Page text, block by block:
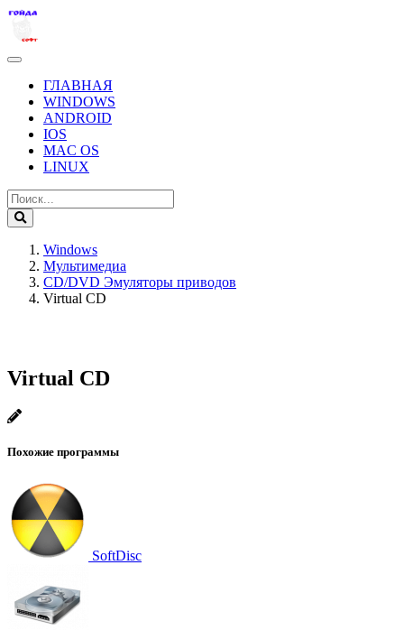
ГЛАВНАЯ
WINDOWS
ANDROID
IOS
MAC OS
LINUX
Windows
Мультимедиа
CD/DVD Эмуляторы приводов
Virtual CD
Virtual CD
Похожие программы
SoftDisc